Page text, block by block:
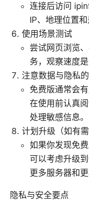
连接后访问
IP、地理位置
使用场景测试
尝试网页浏览
务，观察速度是
注意数据与隐私
免费版通常会
在使用前认真
处理敏感信息。
计划升级（如有需
如果你发现免
可以考虑升级
更多服务器和更
隐私与安全要点